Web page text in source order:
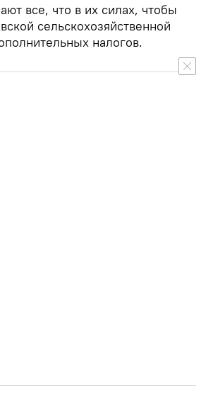
все, что в их силах, чтобы
сельскохозяйственной
налогов.